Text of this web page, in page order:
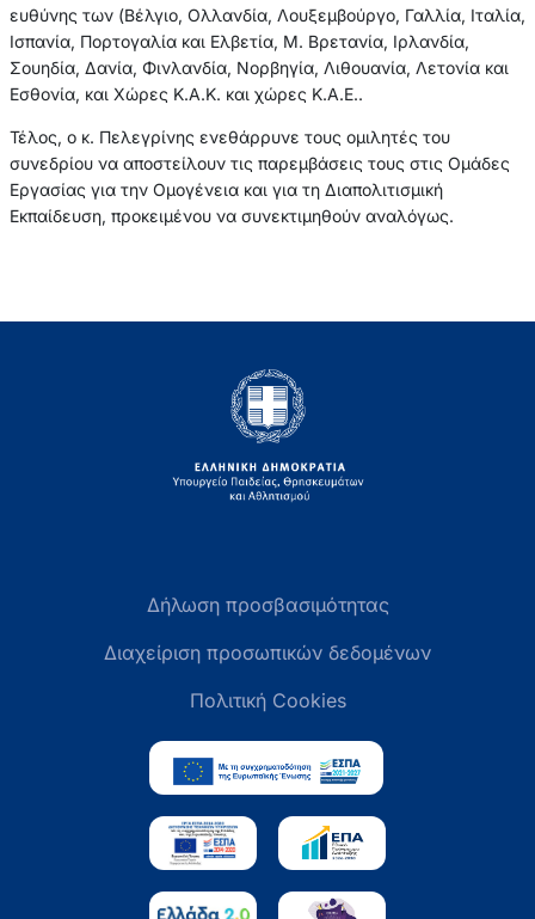
ευθύνης των (Βέλγιο, Ολλανδία, Λουξεμβούργο, Γαλλία, Ιταλία,
Ισπανία, Πορτογαλία και Ελβετία, Μ. Βρετανία, Ιρλανδία,
Σουηδία, Δανία, Φινλανδία, Νορβηγία, Λιθουανία, Λετονία και
Εσθονία, και Χώρες Κ.Α.Κ. και χώρες Κ.Α.Ε..
Τέλος, ο κ. Πελεγρίνης ενεθάρρυνε τους ομιλητές του
συνεδρίου να αποστείλουν τις παρεμβάσεις τους στις Ομάδες
Εργασίας για την Ομογένεια και για τη Διαπολιτισμική
Εκπαίδευση, προκειμένου να συνεκτιμηθούν αναλόγως.
Δήλωση προσβασιμότητας
Διαχείριση προσωπικών δεδομένων
Πολιτική Cookies